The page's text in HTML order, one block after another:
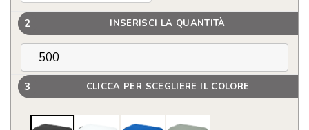
2 INSERISCI LA QUANTITÀ
3 CLICCA PER SCEGLIERE IL COLORE